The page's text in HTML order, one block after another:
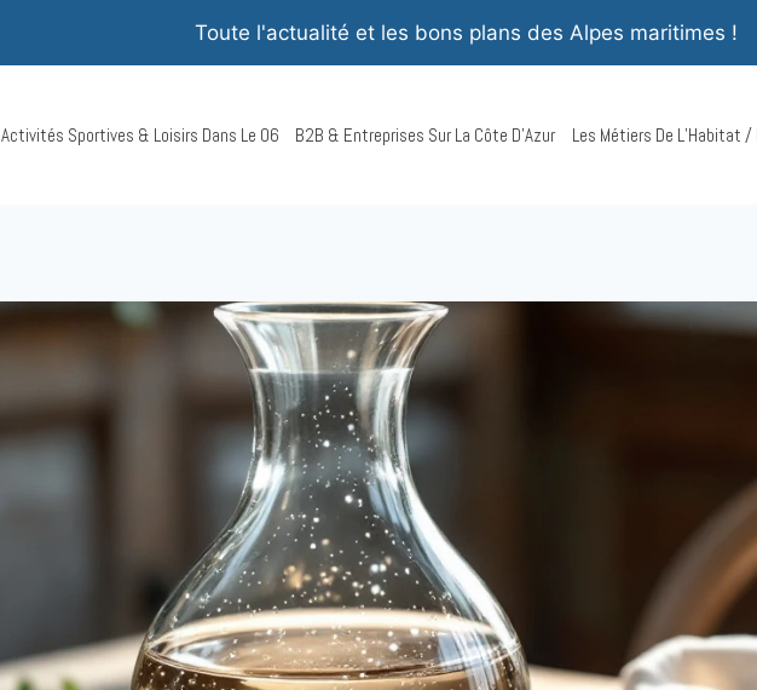
Toute l'actualité et les bons plans des Alpes maritimes !
Activités Sportives & Loisirs Dans Le 06 B2B & Entreprises Sur La Côte D’Azur Les Métiers De L’Habitat